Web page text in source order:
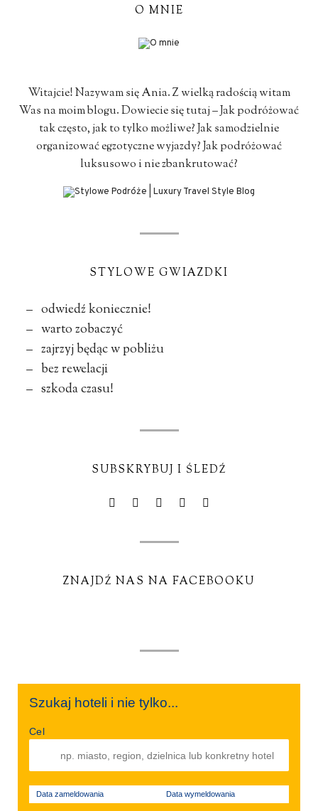
O MNIE
Witajcie! Nazywam się Ania. Z wielką radością witam
Was na moim blogu. Dowiecie się tutaj – Jak podróżować
tak często, jak to tylko możliwe? Jak samodzielnie
organizować egzotyczne wyjazdy? Jak podróżować
luksusowo i nie zbankrutować?
STYLOWE GWIAZDKI
– odwiedź koniecznie!
– warto zobaczyć
– zajrzyj będąc w pobliżu
– bez rewelacji
– szkoda czasu!
SUBSKRYBUJ I ŚLEDŹ
ZNAJDŹ NAS NA FACEBOOKU
Szukaj hoteli i nie tylko...
Cel
Data zameldowania Data wymeldowania